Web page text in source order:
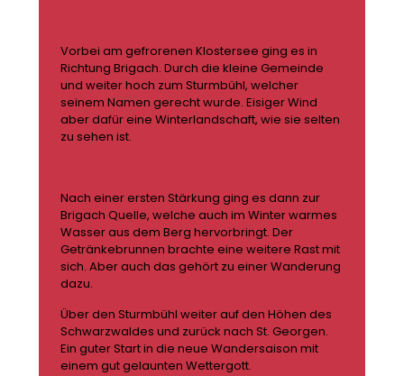
Vorbei am gefrorenen Klostersee ging es in
Richtung Brigach. Durch die kleine Gemeinde
und weiter hoch zum Sturmbühl, welcher
seinem Namen gerecht wurde. Eisiger Wind
aber dafür eine Winterlandschaft, wie sie selten
zu sehen ist.
Nach einer ersten Stärkung ging es dann zur
Brigach Quelle, welche auch im Winter warmes
Wasser aus dem Berg hervorbringt. Der
Getränkebrunnen brachte eine weitere Rast mit
sich. Aber auch das gehört zu einer Wanderung
dazu.
Über den Sturmbühl weiter auf den Höhen des
Schwarzwaldes und zurück nach St. Georgen.
Ein guter Start in die neue Wandersaison mit
einem gut gelaunten Wettergott.